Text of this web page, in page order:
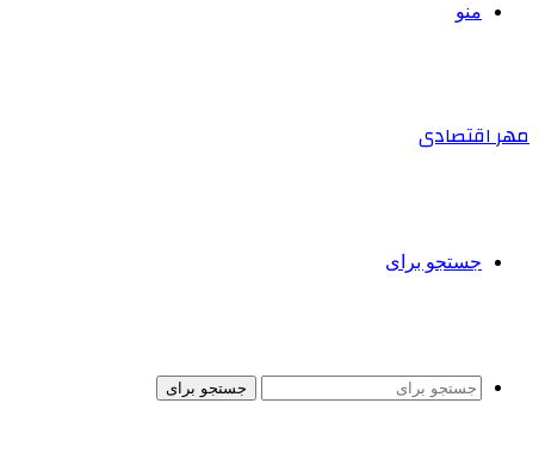
منو
مهر اقتصادی
جستجو برای
جستجو برای